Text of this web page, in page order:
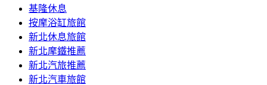
基隆休息
按摩浴缸旅館
新北休息旅館
新北摩鐵推薦
新北汽旅推薦
新北汽車旅館